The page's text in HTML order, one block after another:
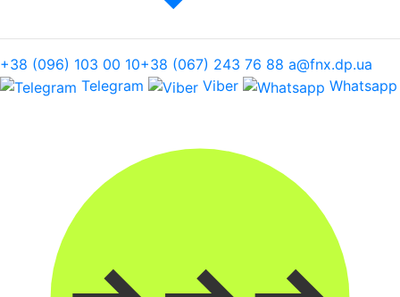
+38 (096) 103 00 10+38 (067) 243 76 88 a@fnx.dp.ua
Telegram
Viber Whatsapp